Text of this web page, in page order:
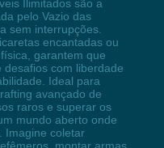
Ilimitados são a
pelo Vazio das
sem interrupções.
encantadas ou
garantem que
com liberdade
Ideal para
avançado de
raros e superar os
mundo aberto onde
Imagine coletar
montar armas